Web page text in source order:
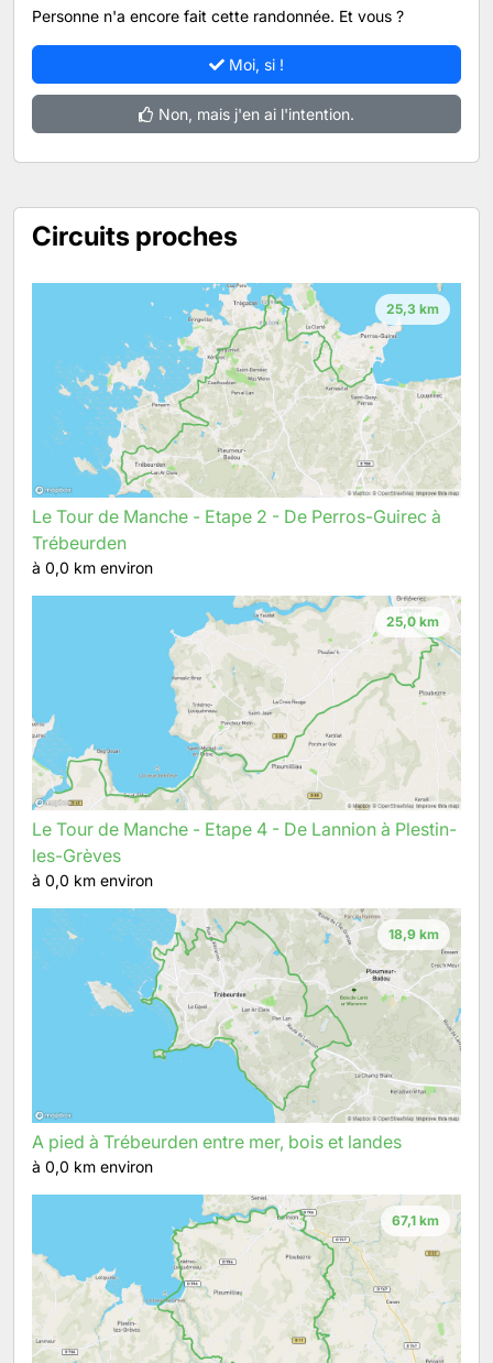
Personne n'a encore fait cette randonnée. Et vous ?
Moi, si !
Non, mais j'en ai l'intention.
Circuits proches
25,3 km
Le Tour de Manche - Etape 2 - De Perros-Guirec à
Trébeurden
à 0,0 km environ
25,0 km
Le Tour de Manche - Etape 4 - De Lannion à Plestin-
les-Grèves
à 0,0 km environ
18,9 km
A pied à Trébeurden entre mer, bois et landes
à 0,0 km environ
67,1 km